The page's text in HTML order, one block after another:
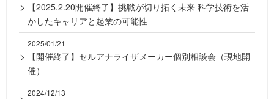
【2025.2.20開催終了】挑戦が切り拓く未来 科学技術を活
かしたキャリアと起業の可能性
2025/01/21
【開催終了】セルアナライザメーカー個別相談会（現地開
催）
2024/12/13